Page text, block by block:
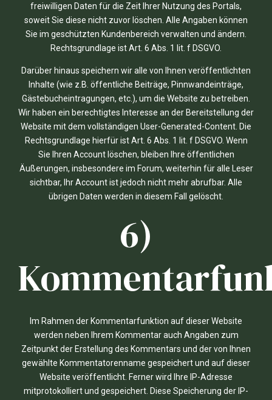
freiwilligen Daten für die Zeit Ihrer Nutzung des Portals,
soweit Sie diese nicht zuvor löschen. Alle Angaben können
Sie im geschützten Kundenbereich verwalten und ändern.
Rechtsgrundlage ist Art. 6 Abs. 1 lit. f DSGVO.
Darüber hinaus speichern wir alle von Ihnen veröffentlichten
Inhalte (wie z.B. öffentliche Beiträge, Pinnwandeinträge,
Gästebucheintragungen, etc.), um die Website zu betreiben.
Wir haben ein berechtigtes Interesse an der Bereitstellung der
Website mit dem vollständigen User-Generated-Content. Die
Rechtsgrundlage hierfür ist Art. 6 Abs. 1 lit. f DSGVO. Wenn
Sie Ihren Account löschen, bleiben Ihre öffentlichen
Äußerungen, insbesondere im Forum, weiterhin für alle Leser
sichtbar, Ihr Account ist jedoch nicht mehr abrufbar. Alle
übrigen Daten werden in diesem Fall gelöscht.
6)
Im Rahmen der Kommentarfunktion auf dieser Website
werden neben Ihrem Kommentar auch Angaben zum
Zeitpunkt der Erstellung des Kommentars und der von Ihnen
gewählte Kommentatorenname gespeichert und auf dieser
Website veröffentlicht. Ferner wird Ihre IP-Adresse
mitprotokolliert und gespeichert. Diese Speicherung der IP-